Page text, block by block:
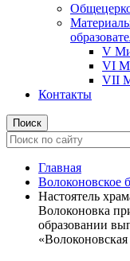
V
VI
VII
Контакты
Поиск
Главная
Волоконовское
Настоятель
Волоконовка
образовании